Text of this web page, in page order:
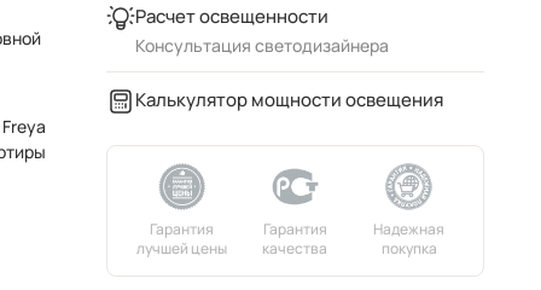
Расчет освещенности
Консультация светодизайнера
Калькулятор мощности освещения